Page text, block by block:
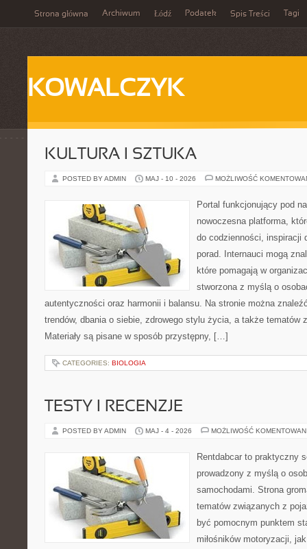
Strona główna Archiwum Łódź Podatek Spis Treści Tagi
KOWALCZYK
KULTURA I SZTUKA
POSTED BY ADMIN MAJ - 10 - 2026 MOŻLIWOŚĆ
Portal funkcjonujący pod
nowoczesna platforma,
do codzienności, inspiracji
porad. Internauci mogą
które pomagają w
stworzona z myślą o
autentyczności oraz harmonii i balansu. Na stronie można
trendów, dbania o siebie, zdrowego stylu życia, a także tematów
Materiały są pisane w sposób przystępny, […]
CATEGORIES: BIOLOGIA
TESTY I RECENZJE
POSTED BY ADMIN MAJ - 4 - 2026 MOŻLIWOŚĆ
Rentdabcar to praktyczny
prowadzony z myślą o
samochodami. Strona
tematów związanych z
być pomocnym punktem
miłośników motoryzacji,